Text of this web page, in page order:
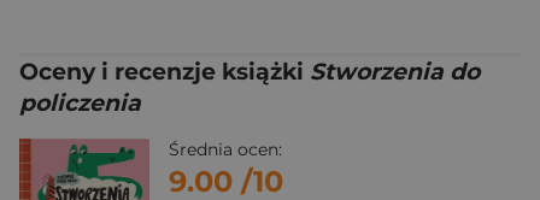
Oceny i recenzje książki Stworzenia do
policzenia
Średnia ocen:
9.00 /10